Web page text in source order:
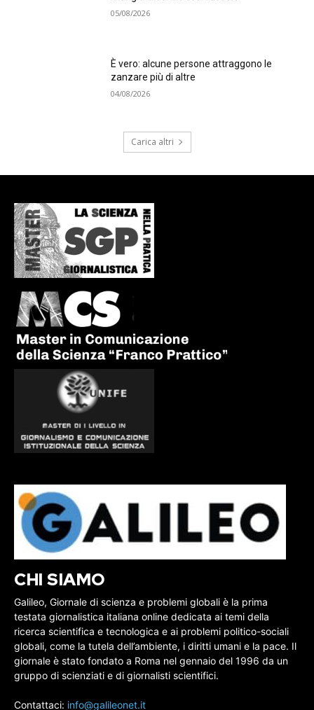
05/08/2026
È vero: alcune persone attraggono le
zanzare più di altre
04/08/2026
Carica altri
CHI SIAMO
Galileo, Giornale di scienza e problemi globali è la prima
testata giornalistica italiana online dedicata ai temi della
ricerca scientifica e tecnologica e ai problemi politico-sociali
globali, come la tutela dell’ambiente, i diritti umani e la pace. Il
giornale è stato fondato a Roma nel gennaio del 1996 da un
gruppo di scienziati e di giornalisti scientifici.
Contattaci: info@galileonet.it